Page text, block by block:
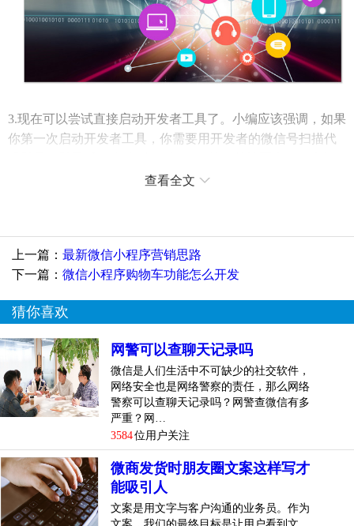
3.现在可以尝试直接启动开发者工具了。小编应该强调，如果
你第一次启动开发者工具，你需要用开发者的微信号扫描代
识(如果没有，无小程序应用程序标识)。然后在项目目录
4.微信开发者工具分为“编辑”、“调试”、“项目”三个部分。
编辑：编辑和修改小程序的代码。
查看全文
上一篇： 最新微信小程序营销思路
下一篇： 微信小程序购物车功能怎么开发
猜你喜欢
网警可以查聊天记录吗
微信是人们生活中不可缺少的社交软件，
网络安全也是网络警察的责任，那么网络
警察可以查聊天记录吗？网警查微信有多
严重？网…
3584位用户关注
微商发货时朋友圈文案这样写才
能吸引人
文案是用文字与客户沟通的业务员。作为